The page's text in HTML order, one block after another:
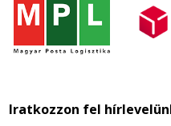
Iratkozzon fel